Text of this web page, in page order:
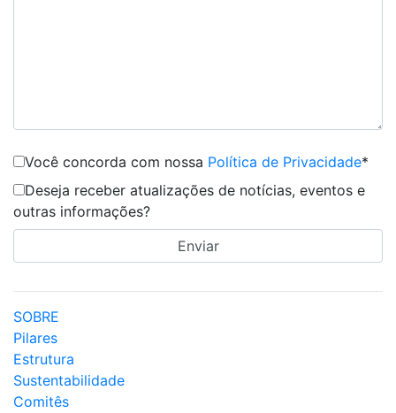
Você concorda com nossa Política de Privacidade*
Deseja receber atualizações de notícias, eventos e
outras informações?
SOBRE
Pilares
Estrutura
Sustentabilidade
Comitês